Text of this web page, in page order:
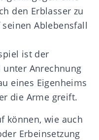
den Erblasser zu
Ablebensfall
ist der
Anrechnung
eines Eigenheims
die Arme greift.
können, wie auch
Erbeinsetzung